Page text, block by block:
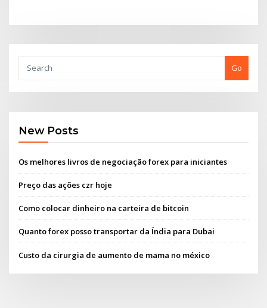
Go
New Posts
Os melhores livros de negociação forex para iniciantes
Preço das ações czr hoje
Como colocar dinheiro na carteira de bitcoin
Quanto forex posso transportar da Índia para Dubai
Custo da cirurgia de aumento de mama no méxico